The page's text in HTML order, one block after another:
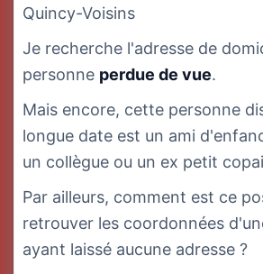
Quincy-Voisins
Je recherche l'adresse de
personne perdue de vue.
Mais encore, cette personne
longue date est un ami
un collègue ou un ex petit
Par ailleurs, comment est ce
retrouver les coordonnées
ayant laissé aucune adresse ?